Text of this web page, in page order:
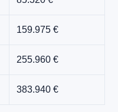
159.975 €
255.960 €
383.940 €